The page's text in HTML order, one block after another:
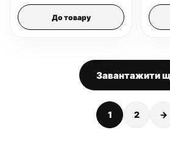
До товару
Завантажити
1 2 →